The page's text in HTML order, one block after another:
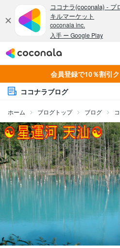
会員登録で10％割引
ココナラブログ
ホーム ブログトップ ブログ